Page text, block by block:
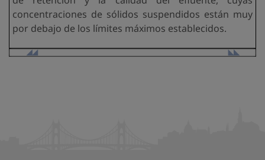
concentraciones de sólidos suspendidos están muy
por debajo de los límites máximos establecidos.